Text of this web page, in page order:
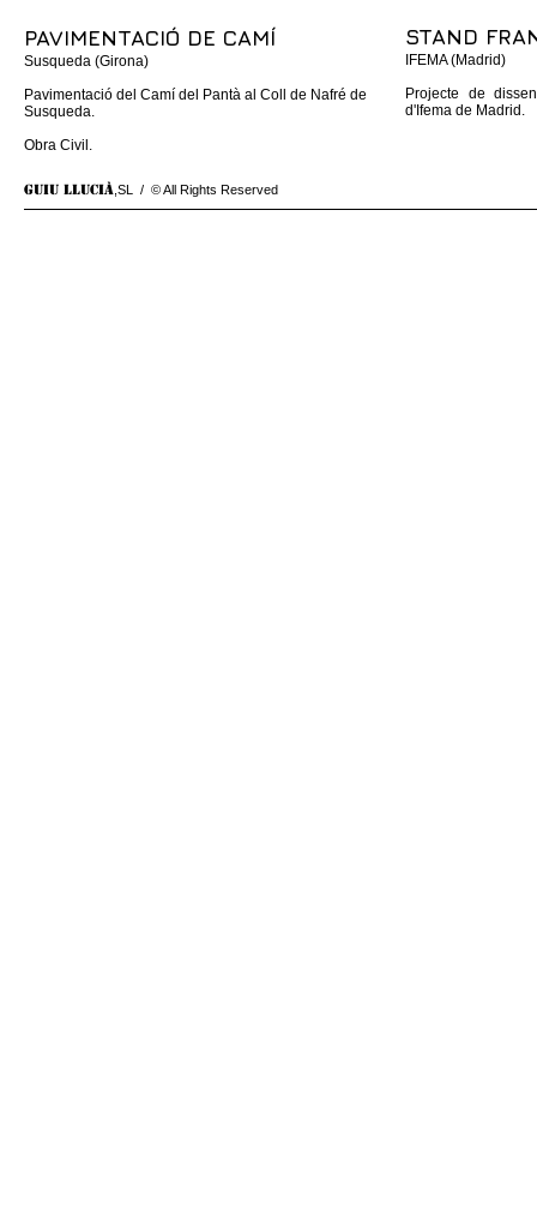
PAVIMENTACIÓ DE CAMÍ
Susqueda (Girona)
Pavimentació del Camí del Pantà al Coll de Nafré de
Susqueda.
Obra Civil.
STAND
IFEMA (Madrid)
Projecte de
d'Ifema de Madrid.
GUIU LLUCIÀ ,SL / © All Rights Reserved